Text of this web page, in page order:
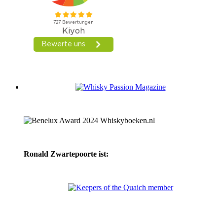
Ronald Zwartepoorte ist: